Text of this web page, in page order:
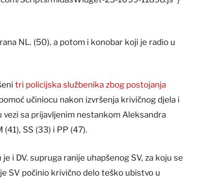
NL. (50), a potom i konobar koji je radio u
tri policijska službenika zbog postojanja
učiniocu nakon izvršenja krivičnog djela i
vezi sa prijavljenim nestankom Aleksandra
SS (33) i PP (47).
i DV. supruga ranije uhapšenog SV, za koju se
SV počinio krivično delo teško ubistvo u